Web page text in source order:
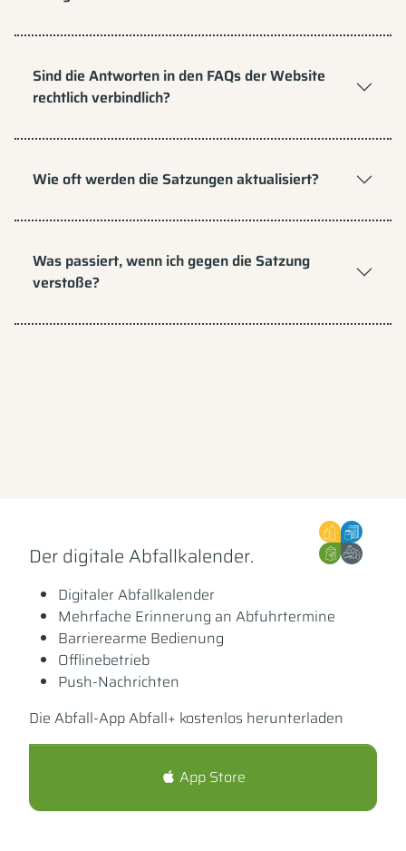
Sind die Antworten in den FAQs der Website
rechtlich verbindlich?
Wie oft werden die Satzungen aktualisiert?
Was passiert, wenn ich gegen die Satzung
verstoße?
Der digitale Abfallkalender.
Digitaler Abfallkalender
Mehrfache Erinnerung an Abfuhrtermine
Barrierearme Bedienung
Offlinebetrieb
Push-Nachrichten
Die Abfall-App Abfall+ kostenlos herunterladen
App Store